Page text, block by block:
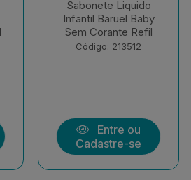
Sabonete Infantil
Líquido Glicerina Refil
210ml Baruel Baby
Código: 213511
Entre ou
Cadastre-se